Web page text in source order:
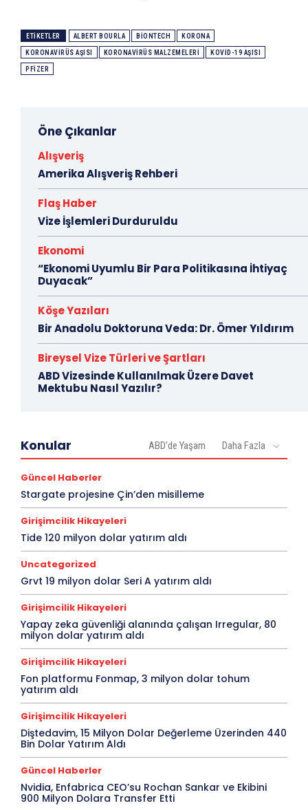
ETIKETLER ALBERT BOURLA BIONTECH KORONA
KORONAVIRÜS AŞISI KORONAVIRÜS MALZEMELERI KOVID-19 AŞISI
PFIZER
Öne Çıkanlar
Alışveriş
Amerika Alışveriş Rehberi
Flaş Haber
Vize İşlemleri Durduruldu
Ekonomi
“Ekonomi Uyumlu Bir Para Politikasına İhtiyaç
Duyacak”
Köşe Yazıları
Bir Anadolu Doktoruna Veda: Dr. Ömer Yıldırım
Bireysel Vize Türleri ve Şartları
ABD Vizesinde Kullanılmak Üzere Davet
Mektubu Nasıl Yazılır?
Konular ABD'de Yaşam Daha Fazla
Güncel Haberler
Stargate projesine Çin’den misilleme
Girişimcilik Hikayeleri
Tide 120 milyon dolar yatırım aldı
Uncategorized
Grvt 19 milyon dolar Seri A yatırım aldı
Girişimcilik Hikayeleri
Yapay zeka güvenliği alanında çalışan Irregular, 80
milyon dolar yatırım aldı
Girişimcilik Hikayeleri
Fon platformu Fonmap, 3 milyon dolar tohum
yatırım aldı
Girişimcilik Hikayeleri
Diştedavim, 15 Milyon Dolar Değerleme Üzerinden 440
Bin Dolar Yatırım Aldı
Güncel Haberler
Nvidia, Enfabrica CEO’su Rochan Sankar ve Ekibini
900 Milyon Dolara Transfer Etti